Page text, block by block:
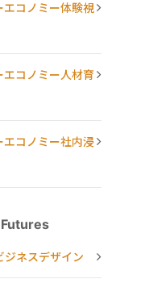
エコノミー体験視
エコノミー人材育
エコノミー社内浸
ジネスデザイン